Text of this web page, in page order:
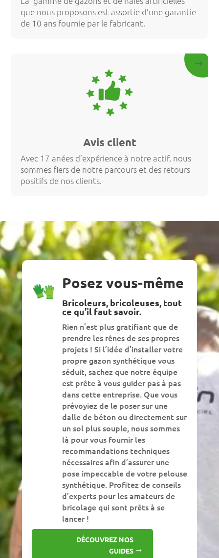
que nous proposons est assortie d’une garantie
de 10 ans fournie par le fabricant.
Avis client
Avec 17 anées d’expérience à notre actif, nous
sommes fiers de notre parcours et des retours
positifs de nos clients.
Posez vous-même
Bricoleurs, bricoleuses, tout
ce qu’il faut savoir.
Rien n’est plus gratifiant que de
prendre les rênes de ses propres
projets ! Si l’idée d’installer votre
propre gazon synthétique vous
séduit, sachez que notre équipe
est prête à vous guider pas à pas
dans cette entreprise. Que vous
prévoyiez de le poser sur une
dalle de béton ou directement sur
un sol plus souple, nous sommes
là pour vous fournir les
recommandations techniques
nécessaires afin d’assurer une
pose impeccable de votre pelouse
synthétique. Profitez de conseils
d’experts pour les amateurs de
bricolage qui sont prêts à se
lancer !
DÉCOUVREZ NOS
GUIDES